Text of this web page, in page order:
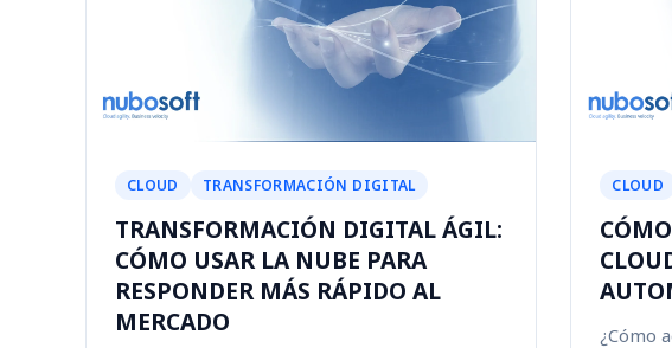
CLOUD TRANSFORMACIÓN DIGITAL
TRANSFORMACIÓN DIGITAL ÁGIL:
CÓMO USAR LA NUBE PARA
RESPONDER MÁS RÁPIDO AL
MERCADO
CLOUD
¿Cómo